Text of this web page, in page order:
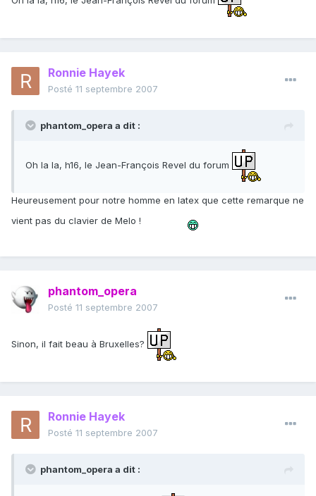
Ronnie Hayek
Posté 11 septembre 2007
phantom_opera a dit :
Oh la la, h16, le Jean-François Revel du forum
Heureusement pour notre homme en latex que cette remarque ne
vient pas du clavier de Melo !
phantom_opera
Posté 11 septembre 2007
Sinon, il fait beau à Bruxelles?
Ronnie Hayek
Posté 11 septembre 2007
phantom_opera a dit :